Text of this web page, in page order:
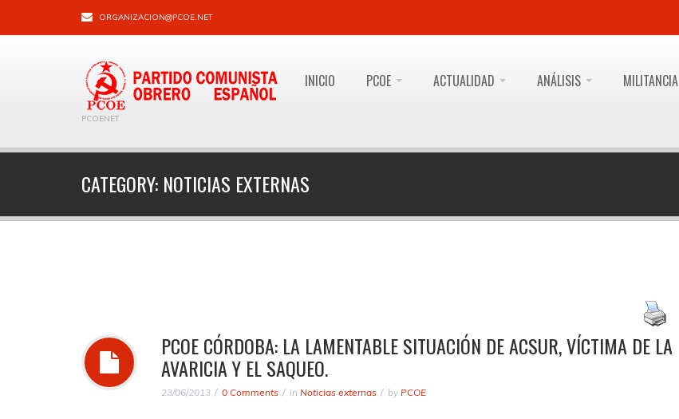
ORGANIZACION@PCOE.NET
PCOENET
INICIO PCOE ACTUALIDAD ANÁLISIS MILITANCIA
CATEGORY: NOTICIAS EXTERNAS
PCOE CÓRDOBA: LA LAMENTABLE SITUACIÓN DE ACSUR, VÍCTIMA DE LA
AVARICIA Y EL SAQUEO.
23/06/2013 0 Comments in Noticias externas by PCOE